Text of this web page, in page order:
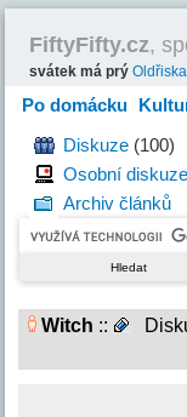
FiftyFifty.cz,
svátek má prýOldřiska
Po domácku
HravěDiskuze (100)
Osobní diskuze
Archiv článků
Witch ::